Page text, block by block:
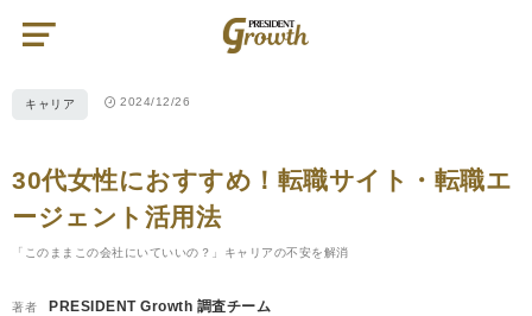
レ
|
PRESIDENT
Growth（プ
ン
キャリア 2024/12/26
30代女性におすすめ！転職サイト・転職エ
ージェント活用法
「このままこの会社にいていいの？」キャリアの不安を解消
著者 PRESIDENT Growth 調査チーム